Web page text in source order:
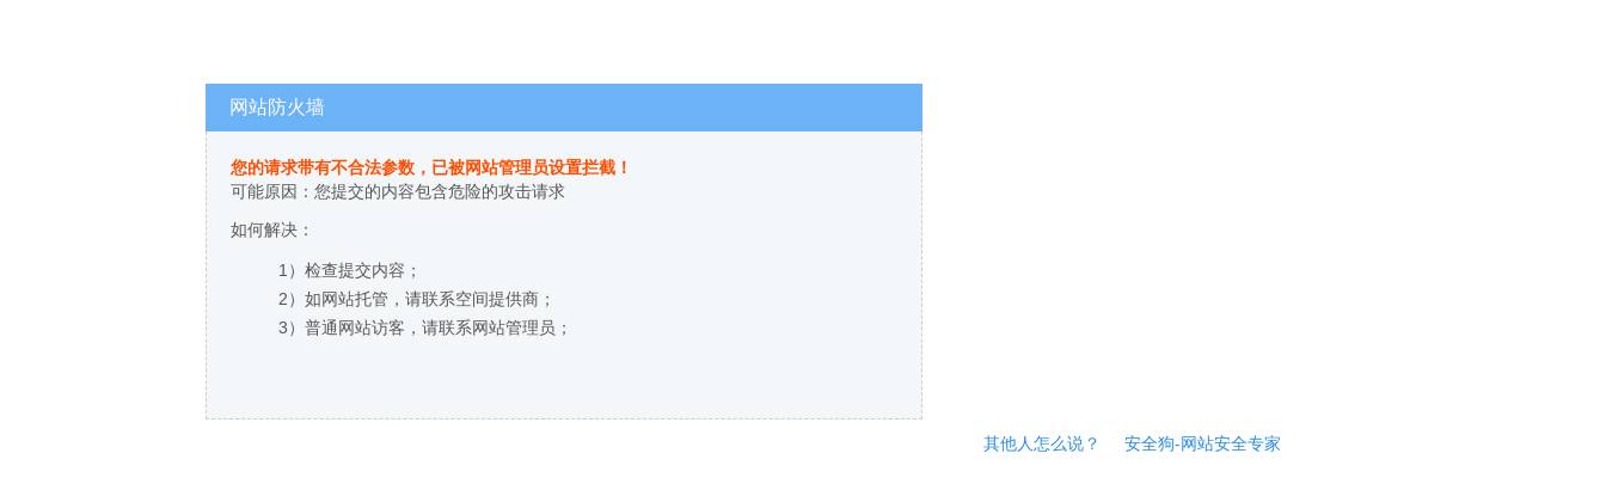
网站防火墙
您的请求带有不合法参数，已被网站管理员设置拦截！
可能原因：您提交的内容包含危险的攻击请求
如何解决：
1）检查提交内容；
2）如网站托管，请联系空间提供商；
3）普通网站访客，请联系网站管理员；
其他人怎么说？ 安全狗-网站安全专家